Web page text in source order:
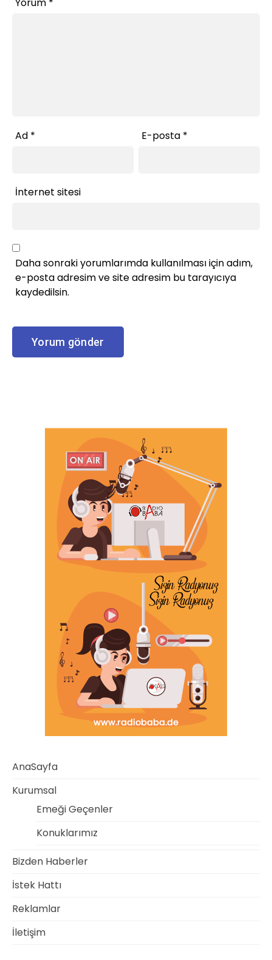
Yorum *
Ad * E-posta *
İnternet sitesi
Daha sonraki yorumlarımda kullanılması için adım,
e-posta adresim ve site adresim bu tarayıcıya
kaydedilsin.
AnaSayfa
Kurumsal
Emeği Geçenler
Konuklarımız
Bizden Haberler
İstek Hattı
Reklamlar
İletişim